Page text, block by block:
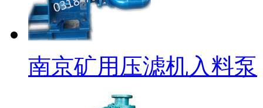
南京矿用压滤机入料泵